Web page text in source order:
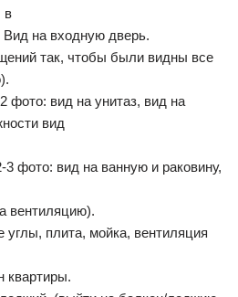
в
на входную дверь.
так, чтобы были видны все
фото: вид на унитаз, вид на
вид
3 фото: вид на ванную и раковину,
вентиляцию).
углы, плита, мойка, вентиляция
квартиры.